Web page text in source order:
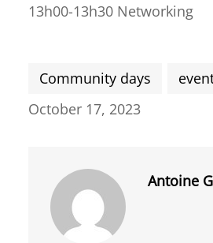
13h00-13h30 Networking
Community days
October 17, 2023
Antoine